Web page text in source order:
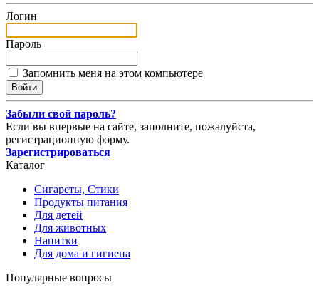
Логин
Пароль
Запомнить меня на этом компьютере
Забыли свой пароль?
Если вы впервые на сайте, заполните, пожалуйста,
регистрационную форму.
Зарегистрироваться
Каталог
Сигареты, Стики
Продукты питания
Для детей
Для животных
Напитки
Для дома и гигиена
Популярные вопросы